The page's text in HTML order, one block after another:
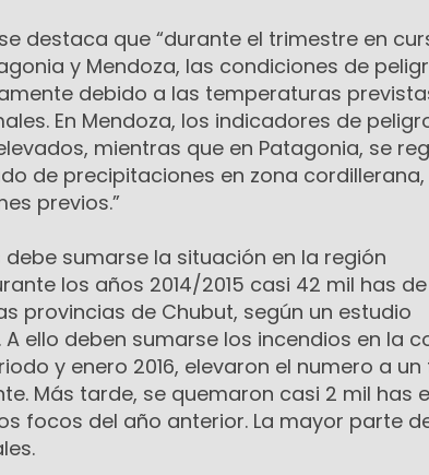
destaca que “durante el trimestre en
y Mendoza, las condiciones de
debido a las temperaturas
En Mendoza, los indicadores de
mientras que en Patagonia, se
de precipitaciones en zona
previos.”
sumarse la situación en la región
los años 2014/2015 casi 42 mil has
provincias de Chubut, según un estudio
ello deben sumarse los incendios en la
y enero 2016, elevaron el numero a
Más tarde, se quemaron casi 2 mil has
focos del año anterior. La mayor parte